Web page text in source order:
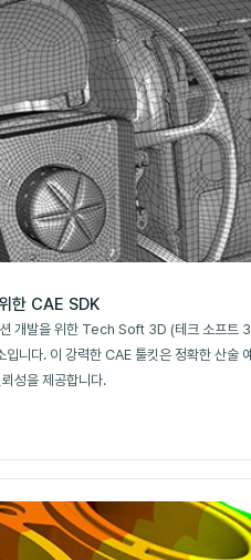
한 CAE SDK
개발을 위한 Tech Soft 3D (테크 소프트
니다. 이 강력한 CAE 툴킷은 정확한 산술
성을 제공합니다.